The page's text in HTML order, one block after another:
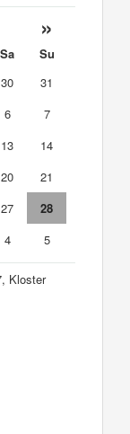
»
Sa
Su
30
31
6
7
13
14
20
21
27
28
4 5
Kloster